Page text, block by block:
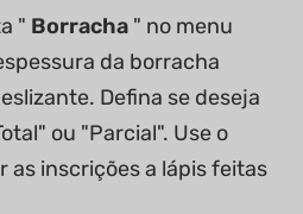
" Borracha " no menu
da borracha
Defina se deseja
ou "Parcial". Use o
as inscrições a lápis feitas